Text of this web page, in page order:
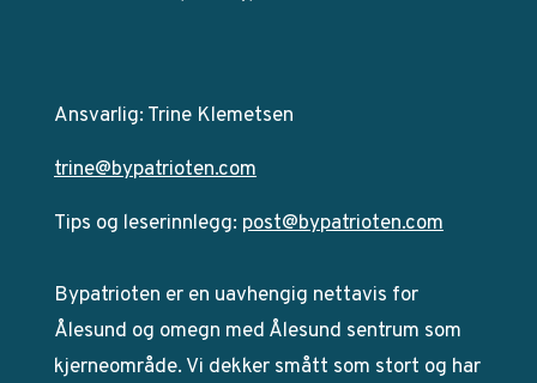
Ansvarlig: Trine Klemetsen
trine@bypatrioten.com
Tips og leserinnlegg: post@bypatrioten.com
Bypatrioten er en uavhengig nettavis for
Ålesund og omegn med Ålesund sentrum som
kjerneområde. Vi dekker smått som stort og har